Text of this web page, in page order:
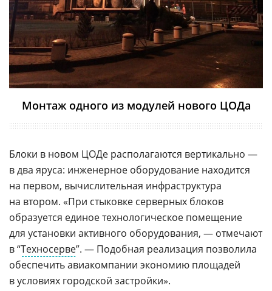
Монтаж одного из модулей нового ЦОДа
Блоки в новом ЦОДе располагаются вертикально —
в два яруса: инженерное оборудование находится
на первом, вычислительная инфраструктура
на втором. «При стыковке серверных блоков
образуется единое технологическое помещение
для установки активного оборудования, — отмечают
в “Техносерве”. — Подобная реализация позволила
обеспечить авиакомпании экономию площадей
в условиях городской застройки».